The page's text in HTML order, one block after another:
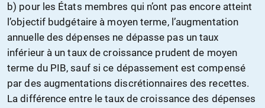
b) pour les États membres qui n’ont pas encore atteint
l’objectif budgétaire à moyen terme, l’augmentation
annuelle des dépenses ne dépasse pas un taux
inférieur à un taux de croissance prudent de moyen
terme du PIB, sauf si ce dépassement est compensé
par des augmentations discrétionnaires des recettes.
La différence entre le taux de croissance des dépenses